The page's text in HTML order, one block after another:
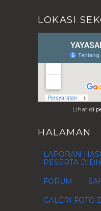
2015(80)
2014(37)
►2011(1)
2010(4)
LOKASI
Lihat di
HALAMAN
LAPORAN
PESERTA
FORUM
GALERI FOTO